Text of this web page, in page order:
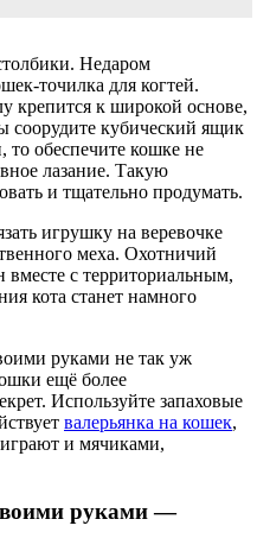
Недаром
точилка для когтей.
крепится к широкой основе,
соорудите кубический ящик
то обеспечите кошке не
лазание. Такую
и тщательно продумать.
игрушку на веревочке
меха. Охотничий
вместе с территориальным,
кота станет намного
руками не так уж
ещё более
Используйте запаховые
валерьянка на кошек,
и мячиками,
руками —